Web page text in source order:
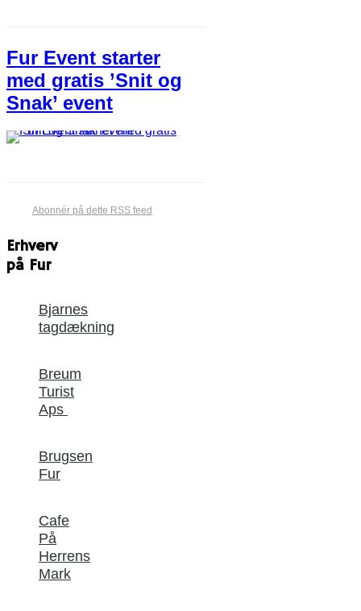
Fur Event starter
med gratis ’Snit og
Snak’ event
Abonnér på dette RSS feed
Erhverv
på Fur
Bjarnes
tagdækning
Breum
Turist
Aps
Brugsen
Fur
Cafe
På
Herrens
Mark